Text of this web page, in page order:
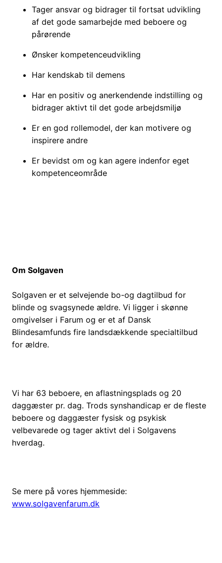
Tager ansvar og bidrager til fortsat udvikling
af det gode samarbejde med beboere og
pårørende
Ønsker kompetenceudvikling
Har kendskab til demens
Har en positiv og anerkendende indstilling og
bidrager aktivt til det gode arbejdsmiljø
Er en god rollemodel, der kan motivere og
inspirere andre
Er bevidst om og kan agere indenfor eget
kompetenceområde
Om Solgaven
Solgaven er et selvejende bo-og dagtilbud for
blinde og svagsynede ældre. Vi ligger i skønne
omgivelser i Farum og er et af Dansk
Blindesamfunds fire landsdækkende specialtilbud
for ældre.
Vi har 63 beboere, en aflastningsplads og 20
daggæster pr. dag. Trods synshandicap er de fleste
beboere og daggæster fysisk og psykisk
velbevarede og tager aktivt del i Solgavens
hverdag.
Se mere på vores hjemmeside:
www.solgavenfarum.dk